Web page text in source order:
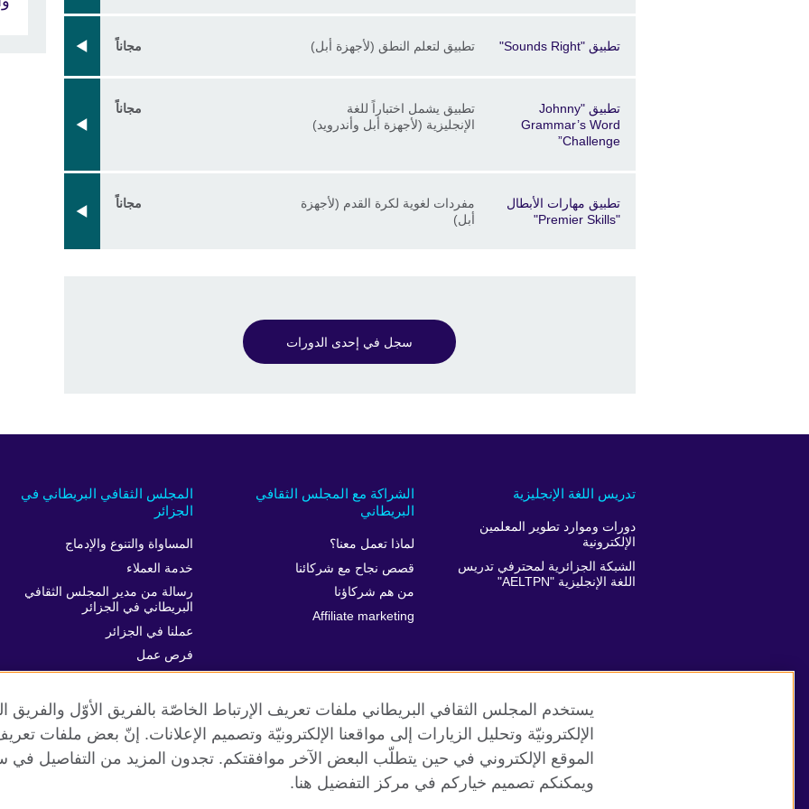
تطبيق "Sounds Right" تطبيق لتعلم النطق (لأجهزة أبل) مجاناً
تطبيق "Johnny
Grammar’s Word
Challenge”
تطبيق يشمل اختباراً للغة
الإنجليزية (لأجهزة أبل وأندرويد)
مجاناً
تطبيق مهارات الأبطال
"Premier Skills"
مفردات لغوية لكرة القدم (لأجهزة
أبل)
مجاناً
سجل في إحدى الدورات
المجلس الثقافي البريطاني في
الجزائر
المساواة والتنوع والإدماج
خدمة العملاء
رسالة من مدير المجلس الثقافي
البريطاني في الجزائر
عملنا في الجزائر
فرص عمل
الشراكة مع المجلس الثقافي
البريطاني
لماذا تعمل معنا؟
قصص نجاح مع شركائنا
من هم شركاؤنا
Affiliate marketing
تدريس اللغة الإنجليزية
دورات وموارد تطوير المعلمين
الإلكترونية
الشبكة الجزائرية لمحترفي تدريس
اللغة الإنجليزية "AELTPN"
موقع المجلس الثقافي البريطاني العالمي الخصوصية وشروط الاستخدام
يستخدم المجلس الثقافي البريطاني ملفات تعريف الإرتباط الخاصّة بالفريق الأوّل
الإلكترونيّة وتحليل الزيارات إلى مواقعنا الإلكترونيّة وتصميم الإعلانات. إنّ بعض ملفات
الموقع الإلكتروني في حين يتطلّب البعض الآخر موافقتكم. تجدون المزيد من التفاصيل في
ويمكنكم تصميم خياركم في مركز التفضيل هنا.